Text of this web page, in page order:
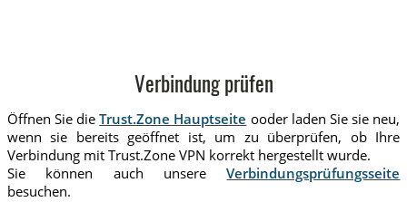
Verbindung prüfen
Öffnen Sie dieTrust.Zone Hauptseite ooder laden Sie sie neu,
wenn sie bereits geöffnet ist, um zu überprüfen, ob Ihre
Verbindung mit Trust.Zone VPN korrekt hergestellt wurde.
Sie können auch unsereVerbindungsprüfungsseite
besuchen.